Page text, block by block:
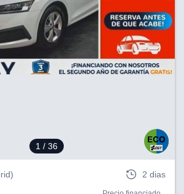
1 / 36
2 dias